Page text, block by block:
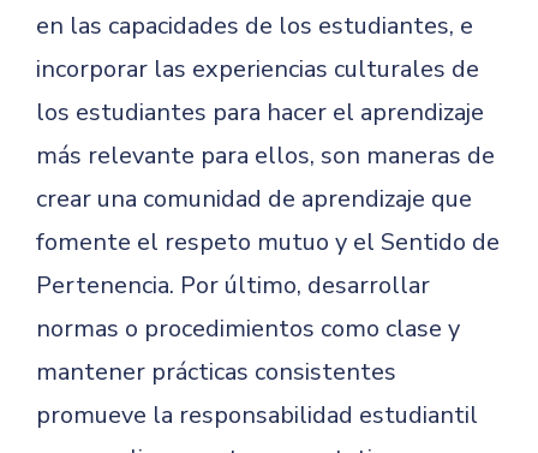
en las capacidades de los estudiantes, e
incorporar las experiencias culturales de
los estudiantes para hacer el aprendizaje
más relevante para ellos, son maneras de
crear una comunidad de aprendizaje que
fomente el respeto mutuo y el Sentido de
Pertenencia. Por último, desarrollar
normas o procedimientos como clase y
mantener prácticas consistentes
promueve la responsabilidad estudiantil